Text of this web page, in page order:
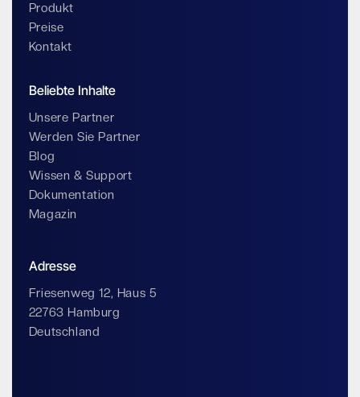
Produkt
Preise
Kontakt
Beliebte Inhalte
Unsere Partner
Werden Sie Partner
Blog
Wissen & Support
Dokumentation
Magazin
Adresse
Friesenweg 12, Haus 5
22763 Hamburg
Deutschland